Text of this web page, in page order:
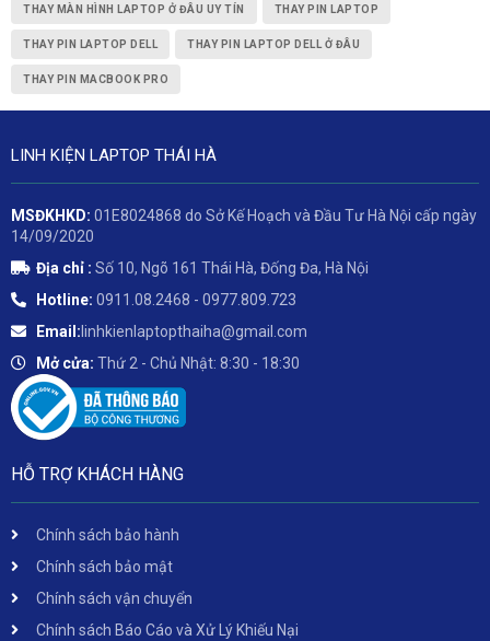
THAY MÀN HÌNH LAPTOP Ở ĐÂU UY TÍN THAY PIN LAPTOP
THAY PIN LAPTOP DELL THAY PIN LAPTOP DELL Ở ĐÂU
THAY PIN MACBOOK PRO
LINH KIỆN LAPTOP THÁI HÀ
MSĐKHKD: 01E8024868 do Sở Kế Hoạch và Đầu Tư Hà Nội cấp ngày
14/09/2020
Địa chỉ : Số 10, Ngõ 161 Thái Hà, Đống Đa, Hà Nội
Hotline: 0911.08.2468 - 0977.809.723
Email: linhkienlaptopthaiha@gmail.com
Mở cửa: Thứ 2 - Chủ Nhật: 8:30 - 18:30
HỖ TRỢ KHÁCH HÀNG
Chính sách bảo hành
Chính sách bảo mật
Chính sách vận chuyển
Chính sách Báo Cáo và Xử Lý Khiếu Nại